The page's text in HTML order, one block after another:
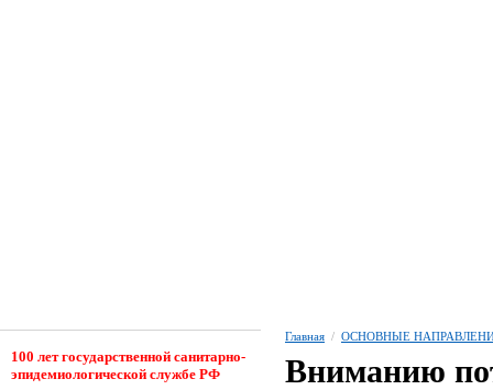
100 лет государственной санитарно-
эпидемиологической службе РФ
Главная / ОСНОВНЫЕ
Вниманию